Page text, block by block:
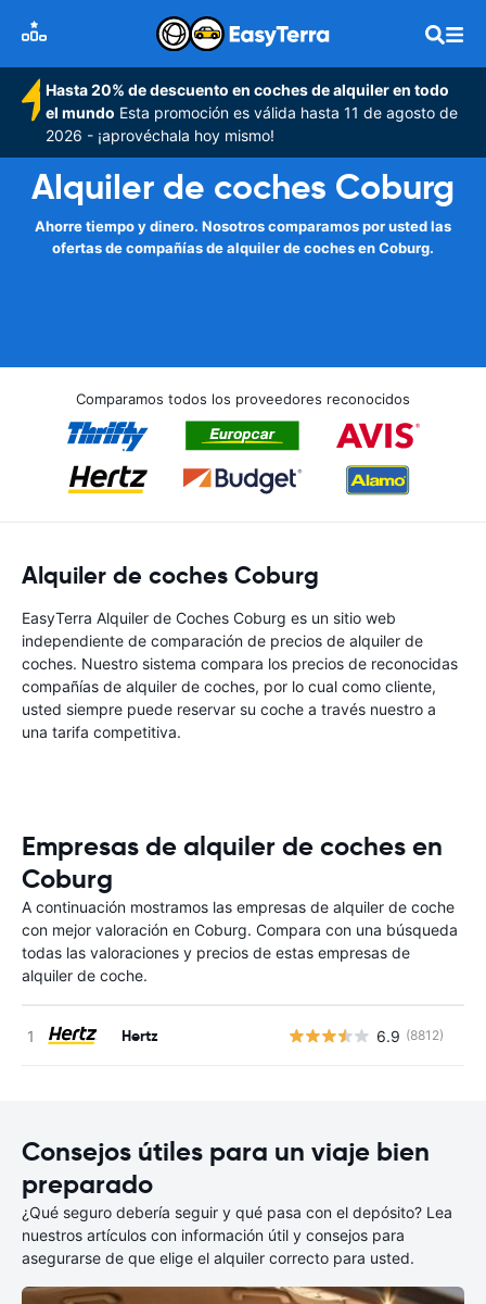
Hasta 20% de descuento en coches de alquiler en todo
el mundo Esta promoción es válida hasta 11 de agosto de
2026 - ¡aprovéchala hoy mismo!
Alquiler de coches Coburg
Ahorre tiempo y dinero. Nosotros comparamos por usted las
ofertas de compañías de alquiler de coches en Coburg.
Comparamos todos los proveedores reconocidos
Alquiler de coches Coburg
EasyTerra Alquiler de Coches Coburg es un sitio web
independiente de comparación de precios de alquiler de
coches. Nuestro sistema compara los precios de reconocidas
compañías de alquiler de coches, por lo cual como cliente,
usted siempre puede reservar su coche a través nuestro a
una tarifa competitiva.
Empresas de alquiler de coches en
Coburg
A continuación mostramos las empresas de alquiler de coche
con mejor valoración en Coburg. Compara con una búsqueda
todas las valoraciones y precios de estas empresas de
alquiler de coche.
Hertz 6.9 (8812)
Consejos útiles para un viaje bien
preparado
¿Qué seguro debería seguir y qué pasa con el depósito? Lea
nuestros artículos con información útil y consejos para
asegurarse de que elige el alquiler correcto para usted.